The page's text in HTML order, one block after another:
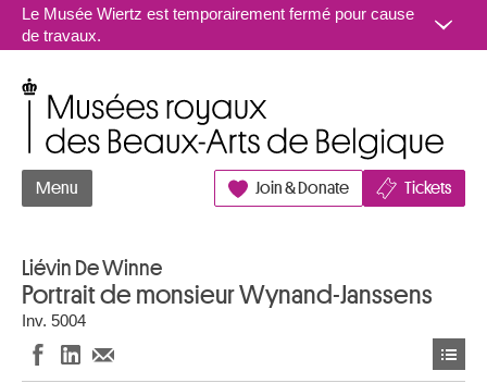
Aller au contenu
Le Musée Wiertz est temporairement fermé pour cause
de travaux.
Menu Join & Donate Tickets
Liévin De Winne
Portrait de monsieur Wynand-Janssens
Inv. 5004